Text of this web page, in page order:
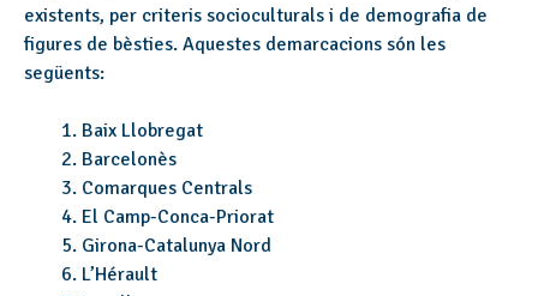
existents, per criteris socioculturals i de demografia de
figures de bèsties. Aquestes demarcacions són les
següents:
Baix Llobregat
Barcelonès
Comarques Centrals
El Camp-Conca-Priorat
Girona-Catalunya Nord
L’Hérault